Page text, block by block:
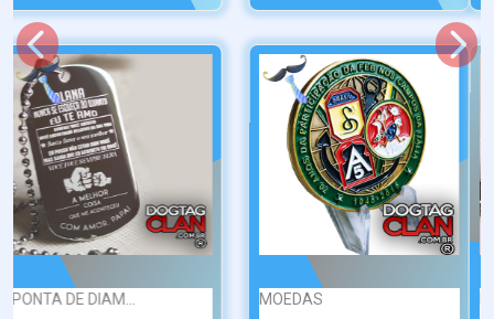
PONTA DE DIAM... PONTA DE DIAM...